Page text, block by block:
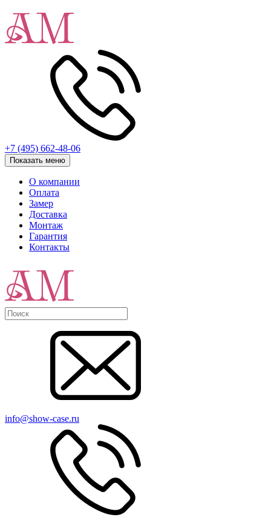
+7 (495) 662-48-06
Показать меню
О компании
Оплата
Замер
Доставка
Монтаж
Гарантия
Контакты
info@show-case.ru